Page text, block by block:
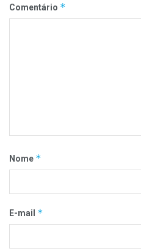
Comentário *
Nome *
E-mail *